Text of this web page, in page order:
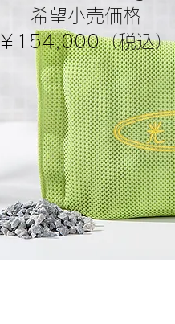
希望小売価格
​￥154,000（税込）